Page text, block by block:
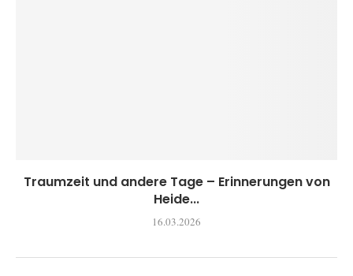
Traumzeit und andere Tage – Erinnerungen von
Heide...
16.03.2026